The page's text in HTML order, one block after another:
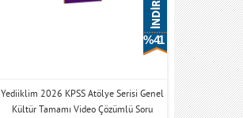
% 41
Yediiklim 2026 KPSS Atölye Serisi Genel
Kültür Tamamı Video Çözümlü Soru